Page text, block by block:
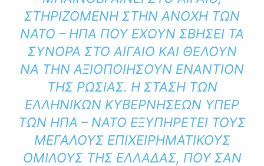
ΣΤΗΡΙΖΌΜΕΝΗ ΣΤΗΝ ΑΝΟΧΉ ΤΩΝ
ΝΑΤΟ – ΗΠΑ ΠΟΥ ΈΧΟΥΝ ΣΒΉΣΕΙ ΤΑ
ΣΎΝΟΡΑ ΣΤΟ ΑΙΓΑΊΟ ΚΑΙ ΘΈΛΟΥΝ
ΝΑ ΤΗΝ ΑΞΙΟΠΟΙΉΣΟΥΝ ΕΝΑΝΤΊΟΝ
ΤΗΣ ΡΩΣΊΑΣ. Η ΣΤΆΣΗ ΤΩΝ
ΕΛΛΗΝΙΚΏΝ ΚΥΒΕΡΝΉΣΕΩΝ ΥΠΈΡ
ΤΩΝ ΗΠΑ – ΝΑΤΟ ΕΞΥΠΗΡΕΤΕΊ ΤΟΥΣ
ΜΕΓΆΛΟΥΣ ΕΠΙΧΕΙΡΗΜΑΤΙΚΟΎΣ
ΟΜΊΛΟΥΣ ΤΗΣ ΕΛΛΆΔΑΣ, ΠΟΥ ΣΑΝ